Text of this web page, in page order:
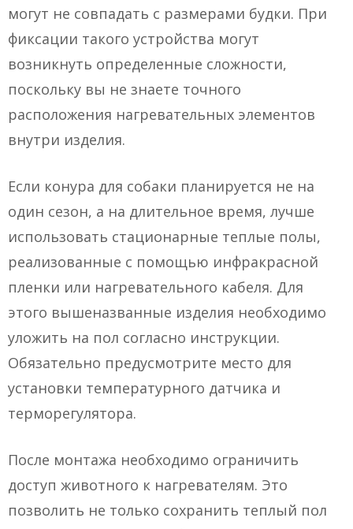
могут не совпадать с размерами будки. При
фиксации такого устройства могут
возникнуть определенные сложности,
поскольку вы не знаете точного
расположения нагревательных элементов
внутри изделия.
Если конура для собаки планируется не на
один сезон, а на длительное время, лучше
использовать стационарные теплые полы,
реализованные с помощью инфракрасной
пленки или нагревательного кабеля. Для
этого вышеназванные изделия необходимо
уложить на пол согласно инструкции.
Обязательно предусмотрите место для
установки температурного датчика и
терморегулятора.
После монтажа необходимо ограничить
доступ животного к нагревателям. Это
позволить не только сохранить теплый пол